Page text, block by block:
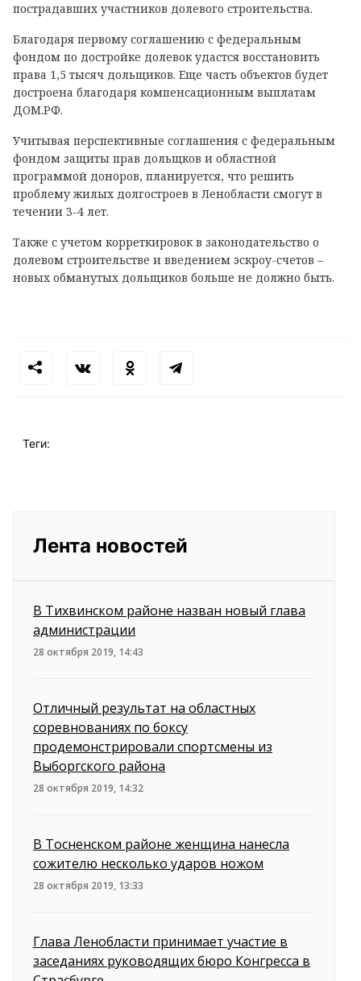
пострадавших участников долевого строительства.
Благодаря первому соглашению с федеральным
фондом по достройке долевок удастся восстановить
права 1,5 тысяч дольщиков. Еще часть объектов будет
достроена благодаря компенсационным выплатам
ДОМ.РФ.
Учитывая перспективные соглашения с федеральным
фондом защиты прав дольщков и областной
программой доноров, планируется, что решить
проблему жилых долгостроев в Ленобласти смогут в
течении 3-4 лет.
Также с учетом корреткировок в законодательство о
долевом строительстве и введением эскроу-счетов –
новых обманутых дольщиков больше не должно быть.
Теги:
Лента новостей
В Тихвинском районе назван новый глава
администрации
28 октября 2019, 14:43
Отличный результат на областных
соревнованиях по боксу
продемонстрировали спортсмены из
Выборгского района
28 октября 2019, 14:32
В Тосненском районе женщина нанесла
сожителю несколько ударов ножом
28 октября 2019, 13:33
Глава Ленобласти принимает участие в
заседаниях руководящих бюро Конгресса в